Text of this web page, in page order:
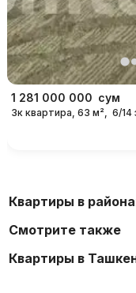
1 281 000 000 сум
3к квартира, 63 м², 6/14
Квартиры в
Смотрите также
Квартиры в